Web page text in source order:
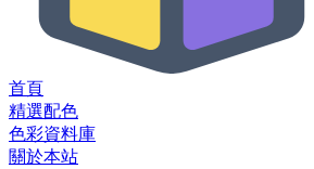
首頁
精選配色
色彩資料庫
關於本站